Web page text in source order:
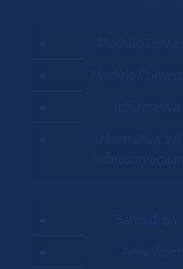
Modulo
Modulo
Informativa
Informativa sul
Bandi di
Area